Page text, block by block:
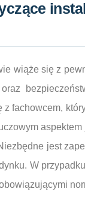
wiąże się z
fachowcem,
jest
W